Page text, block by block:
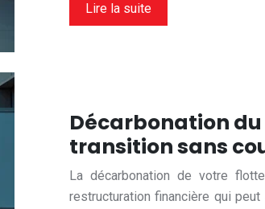
Lire la suite
Décarbonation
transition sans
La décarbonation de votre
restructuration financière qui peut